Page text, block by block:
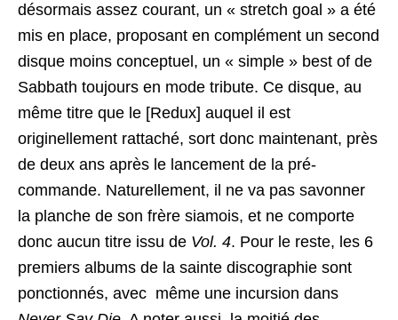
désormais assez courant, un « stretch goal » a été
mis en place, proposant en complément un second
disque moins conceptuel, un « simple » best of de
Sabbath toujours en mode tribute. Ce disque, au
même titre que le [Redux] auquel il est
originellement rattaché, sort donc maintenant, près
de deux ans après le lancement de la pré-
commande. Naturellement, il ne va pas savonner
la planche de son frère siamois, et ne comporte
donc aucun titre issu de Vol. 4. Pour le reste, les 6
premiers albums de la sainte discographie sont
ponctionnés, avec même une incursion dans